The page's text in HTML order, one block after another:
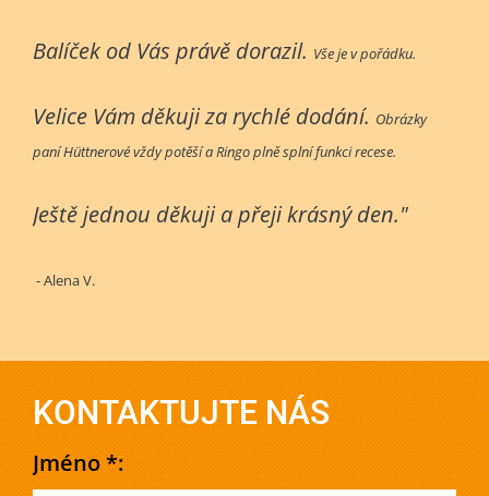
Balíček od Vás právě dorazil. Vše je v pořádku.
Velice Vám děkuji za rychlé dodání. Obrázky
paní Hüttnerové vždy potěší a Ringo plně splní funkci recese.
Ještě jednou děkuji a přeji krásný den."
- Alena V.
KONTAKTUJTE NÁS
Jméno *: